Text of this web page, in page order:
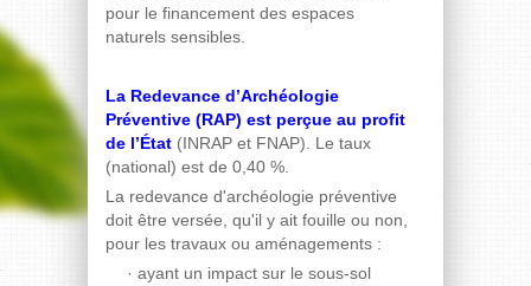
pour le financement des espaces
naturels sensibles.
La Redevance d’Archéologie
Préventive (RAP) est perçue au profit
de l’État (INRAP et FNAP). Le taux
(national) est de 0,40 %.
La redevance d'archéologie préventive
doit être versée, qu'il y ait fouille ou non,
pour les travaux ou aménagements :
· ayant un impact sur le sous-sol